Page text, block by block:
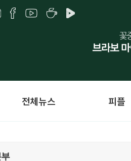
전체뉴스 피플